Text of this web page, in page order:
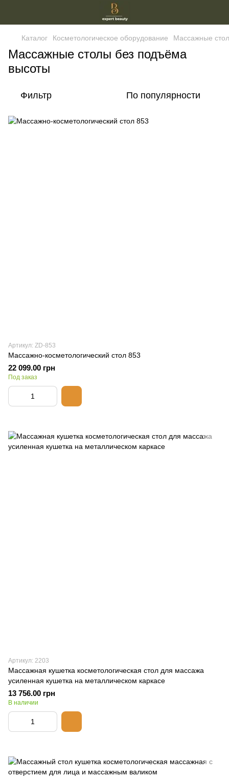
Каталог Косметологическое оборудование Массажные
Массажные столы без подъёма
высоты
Фильтр По популярности
Артикул: ZD-853
Массажно-косметологический стол 853
22 099.00 грн
Под заказ
Артикул: 2203
Массажная кушетка косметологическая стол для массажа
усиленная кушетка на металлическом каркасе
13 756.00 грн
В наличии